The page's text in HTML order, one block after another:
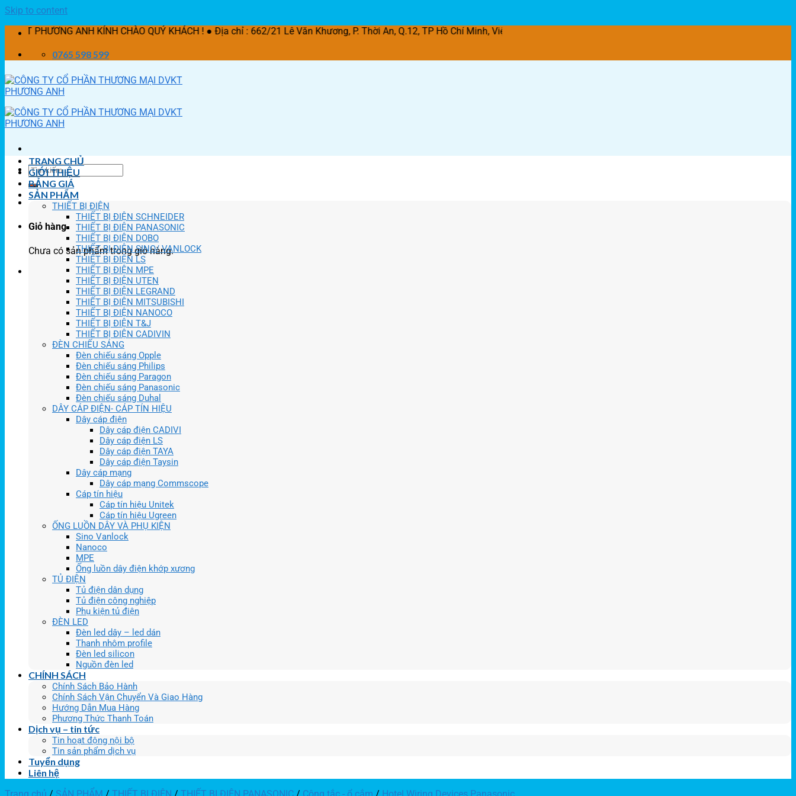
Skip to content
ANH KÍNH CHÀO QUÝ KHÁCH ! ● Địa chỉ : 662/21 Lê Văn Khương, P. Thời An, Q.12, TP Hồ Chí Minh, Việt Nam
0765 598 599
Giỏ hàng
Chưa có sản phẩm trong giỏ hàng.
TRANG CHỦ
GIỚI THIỆU
BẢNG GIÁ
SẢN PHẨM
THIẾT BỊ ĐIỆN
THIẾT BỊ ĐIỆN SCHNEIDER
THIẾT BỊ ĐIỆN PANASONIC
THIẾT BỊ ĐIỆN DOBO
THIẾT BỊ ĐIỆN SINO/ VANLOCK
THIẾT BỊ ĐIỆN LS
THIẾT BỊ ĐIỆN MPE
THIẾT BỊ ĐIỆN UTEN
THIẾT BỊ ĐIỆN LEGRAND
THIẾT BỊ ĐIỆN MITSUBISHI
THIẾT BỊ ĐIỆN NANOCO
THIẾT BỊ ĐIỆN T&J
THIẾT BỊ ĐIỆN CADIVIN
ĐÈN CHIẾU SÁNG
Đèn chiếu sáng Opple
Đèn chiếu sáng Philips
Đèn chiếu sáng Paragon
Đèn chiếu sáng Panasonic
Đèn chiếu sáng Duhal
DÂY CÁP ĐIỆN- CÁP TÍN HIỆU
Dây cáp điện
Dây cáp điện CADIVI
Dây cáp điện LS
Dây cáp điện TAYA
Dây cáp điện Taysin
Dây cáp mạng
Dây cáp mạng Commscope
Cáp tín hiệu
Cáp tín hiệu Unitek
Cáp tín hiệu Ugreen
ỐNG LUỒN DÂY VÀ PHỤ KIỆN
Sino Vanlock
Nanoco
MPE
Ống luồn dây điện khớp xương
TỦ ĐIỆN
Tủ điện dân dụng
Tủ điện công nghiệp
Phụ kiện tủ điện
ĐÈN LED
Đèn led dây – led dán
Thanh nhôm profile
Đèn led silicon
Nguồn đèn led
CHÍNH SÁCH
Chính Sách Bảo Hành
Chính Sách Vận Chuyển Và Giao Hàng
Hướng Dẫn Mua Hàng
Phương Thức Thanh Toán
Dịch vụ – tin tức
Tin hoạt động nội bộ
Tin sản phẩm dịch vụ
Tuyển dụng
Liên hệ